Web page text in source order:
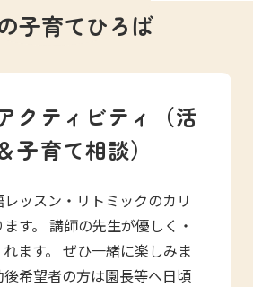
シー サイトのご利用について
ニチイ学館オフィシャルサイト
子育てひろば
クティビティ（活
子育て相談）
ッスン・リトミックのカリ
す。 講師の先生が優しく・
ます。 ぜひ一緒に楽しみま
希望者の方は園長等へ日頃